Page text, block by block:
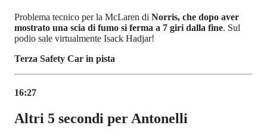
Problema tecnico per la McLaren di Norris, che dopo aver
mostrato una scia di fumo si ferma a 7 giri dalla fine. Sul
podio sale virtualmente Isack Hadjar!
Terza Safety Car in pista
16:27
Altri 5 secondi per Antonelli